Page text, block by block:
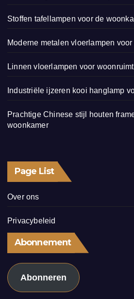
Stoffen tafellampen voor de
Moderne metalen vloerlampen voor
Linnen vloerlampen voor
Industriële ijzeren kooi hanglamp
Prachtige Chinese stijl houten
woonkamer
Page List
Over ons
Privacybeleid
Abonnement
Abonneren